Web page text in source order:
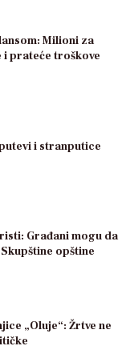
Milioni za
i prateće troškove
i stranputice
Građani mogu da
opštine
„Oluje“: Žrtve ne